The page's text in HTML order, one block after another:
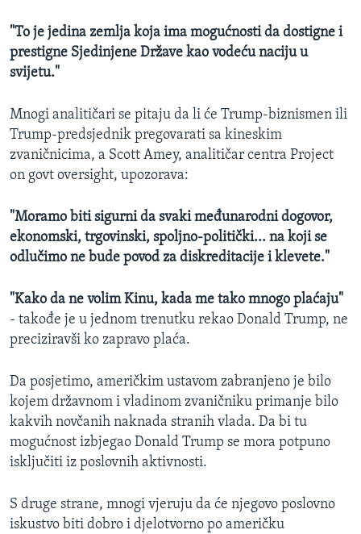
"To je jedina zemlja koja ima mogućnosti da dostigne i
prestigne Sjedinjene Države kao vodeću naciju u
svijetu."
Mnogi analitičari se pitaju da li će Trump-biznismen ili
Trump-predsjednik pregovarati sa kineskim
zvaničnicima, a Scott Amey, analitičar centra Project
on govt oversight, upozorava:
"Moramo biti sigurni da svaki međunarodni dogovor,
ekonomski, trgovinski, spoljno-politički... na koji se
odlučimo ne bude povod za diskreditacije i klevete."
"Kako da ne volim Kinu, kada me tako mnogo plaćaju"
- takođe je u jednom trenutku rekao Donald Trump, ne
preciziravši ko zapravo plaća.
Da posjetimo, američkim ustavom zabranjeno je bilo
kojem državnom i vladinom zvaničniku primanje bilo
kakvih novčanih naknada stranih vlada. Da bi tu
mogućnost izbjegao Donald Trump se mora potpuno
isključiti iz poslovnih aktivnosti.
S druge strane, mnogi vjeruju da će njegovo poslovno
iskustvo biti dobro i djelotvorno po američku